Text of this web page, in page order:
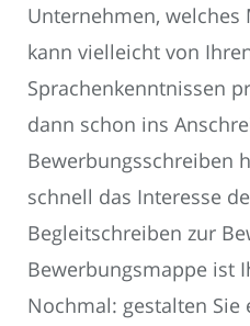
Unternehmen,
kann vielleicht von
Sprachenkenntnissen
dann schon ins
Bewerbungsschreiben
schnell das Interesse
Begleitschreiben zur
Bewerbungsmappe ist
Nochmal: gestalten